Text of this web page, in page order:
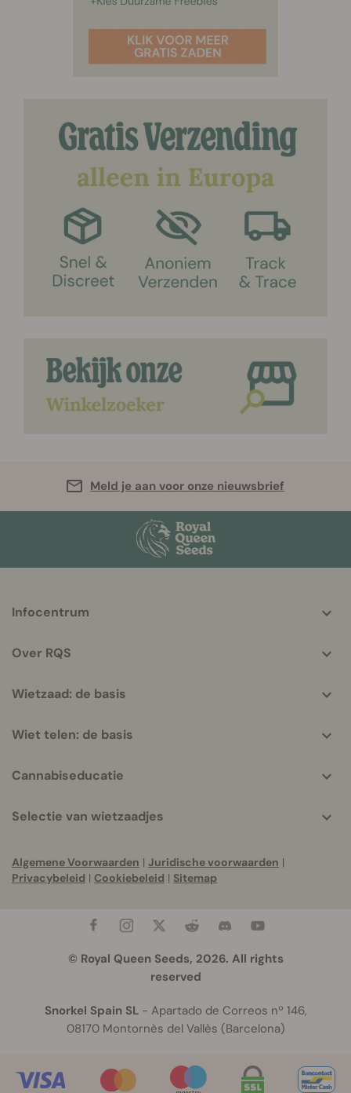
Meld je aan voor onze nieuwsbrief
helpful
Infocentrum
Over RQS
Wietzaad: de basis
Wiet telen: de basis
Cannabiseducatie
Selectie van wietzaadjes
Algemene Voorwaarden | Juridische voorwaarden |
Privacybeleid | Cookiebeleid | Sitemap
© Royal Queen Seeds, 2026. All rights
reserved
Snorkel Spain SL- Apartado de Correos nº 146,
08170 Montornès del Vallès (Barcelona)